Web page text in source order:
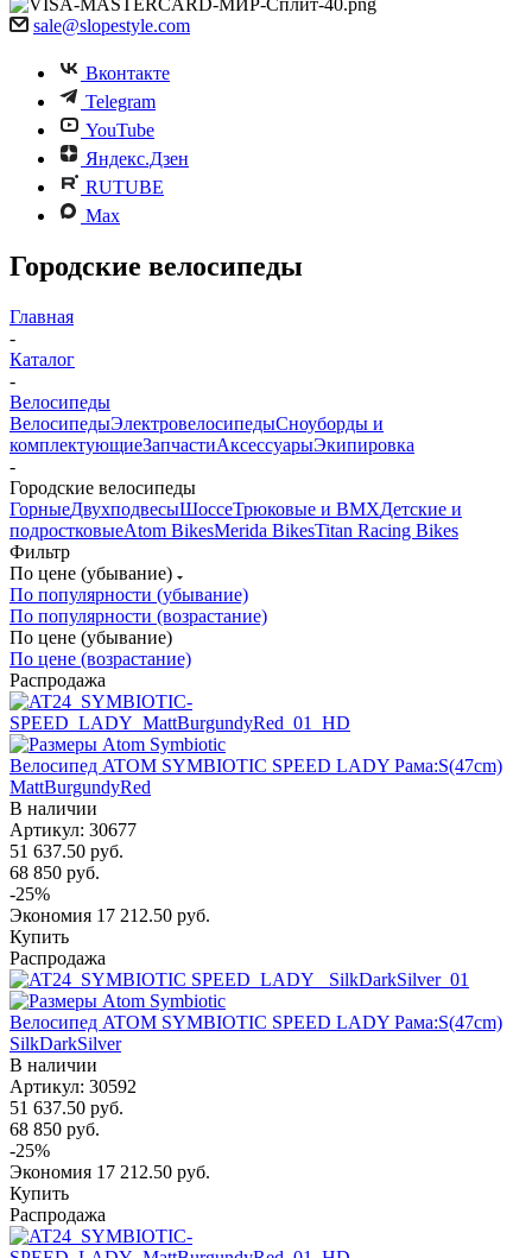
sale@slopestyle.com
Вконтакте
Telegram
YouTube
Яндекс.Дзен
RUTUBE
Max
Городские велосипеды
Главная
-
Каталог
-
Велосипеды
ВелосипедыЭлектровелосипедыCноуборды и
комплектующиеЗапчастиАксессуарыЭкипировка
-
Городские велосипеды
ГорныеДвухподвесыШоссеТрюковые и BMXДетские и
подростковыеAtom BikesMerida BikesTitan Racing Bikes
Фильтр
По цене (убывание)
По популярности (убывание)
По популярности (возрастание)
По цене (убывание)
По цене (возрастание)
Распродажа
Велосипед ATOM SYMBIOTIC SPEED LADY Рама:S(47cm)
MattBurgundyRed
В наличии
Артикул: 30677
51 637.50 руб.
68 850 руб.
-25%
Экономия 17 212.50 руб.
Купить
Распродажа
Велосипед ATOM SYMBIOTIC SPEED LADY Рама:S(47cm)
SilkDarkSilver
В наличии
Артикул: 30592
51 637.50 руб.
68 850 руб.
-25%
Экономия 17 212.50 руб.
Купить
Распродажа